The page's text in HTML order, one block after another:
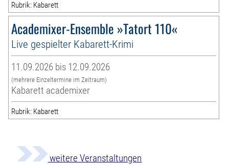
Rubrik: Kabarett
Academixer-Ensemble »Tatort 110«
Live gespielter Kabarett-Krimi
11.09.2026 bis 12.09.2026
(mehrere Einzeltermine im Zeitraum)
Kabarett academixer
Rubrik: Kabarett
weitere Veranstaltungen